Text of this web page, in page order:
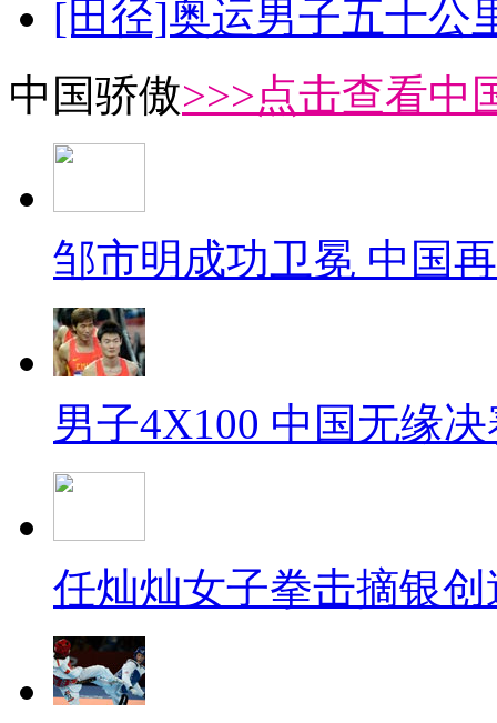
[田径]奥运男子五十公
中国骄傲>>>点击查看中
邹市明成功卫冕 中国
男子4X100 中国无缘
任灿灿女子拳击摘银